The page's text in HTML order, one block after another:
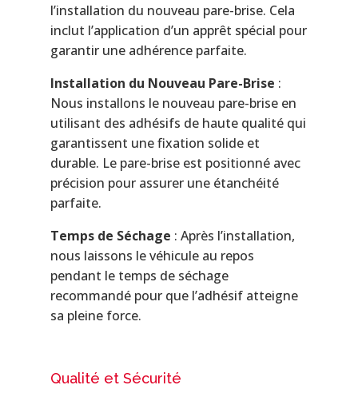
l’installation du nouveau pare-brise. Cela
inclut l’application d’un apprêt spécial pour
garantir une adhérence parfaite.
Installation du Nouveau Pare-Brise :
Nous installons le nouveau pare-brise en
utilisant des adhésifs de haute qualité qui
garantissent une fixation solide et
durable. Le pare-brise est positionné avec
précision pour assurer une étanchéité
parfaite.
Temps de Séchage : Après l’installation,
nous laissons le véhicule au repos
pendant le temps de séchage
recommandé pour que l’adhésif atteigne
sa pleine force.
Qualité et Sécurité